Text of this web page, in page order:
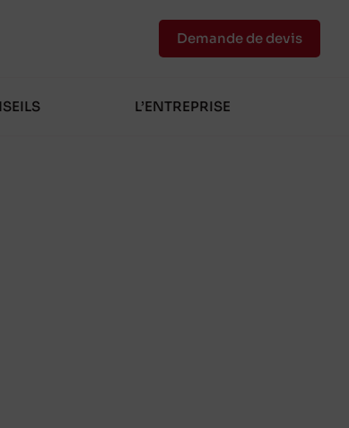
L’ENTREPRISE
Demande de devis